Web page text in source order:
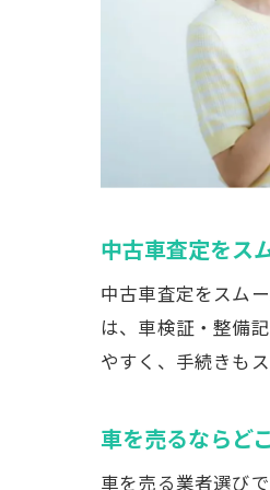
中古車査定をス
中古車査定をスム
は、車検証・整備
やすく、手続きも
車を売るならど
車を売る業者選び